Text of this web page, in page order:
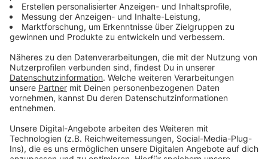
sichtbar machen.
Anzeige
Erste Ergebnisse zeigen leichte
Verbesserungen
Anzeige
Erste Auswertungen zeigen leichte Fortschritte bei